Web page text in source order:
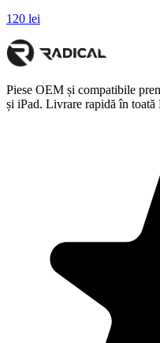
120 lei
Piese OEM și compatibile
și iPad. Livrare rapidă în toată